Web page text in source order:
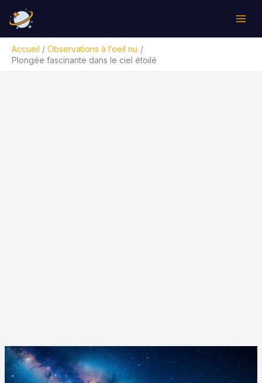
contenu
Accueil
Observations à l’oeil nu
Plongée fascinante dans le ciel étoilé
Rechercher